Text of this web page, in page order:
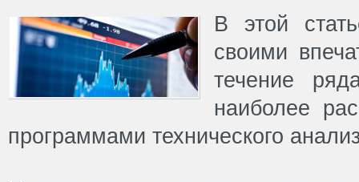
В этой
своими
течение
наиболее
программами технического